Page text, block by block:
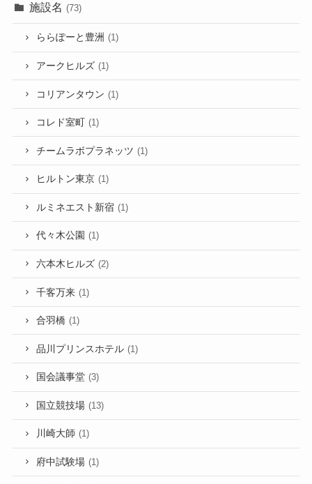
施設名 (73)
ららぽーと豊洲 (1)
アークヒルズ (1)
コリアンタウン (1)
コレド室町 (1)
チームラボプラネッツ (1)
ヒルトン東京 (1)
ルミネエスト新宿 (1)
代々木公園 (1)
六本木ヒルズ (2)
千客万来 (1)
合羽橋 (1)
品川プリンスホテル (1)
国会議事堂 (3)
国立競技場 (13)
川崎大師 (1)
府中試験場 (1)